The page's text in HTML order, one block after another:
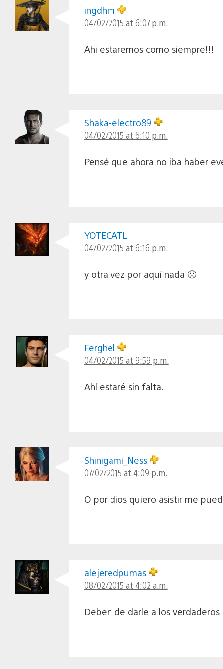
ingdhm
04/02/2015 at 6:07 p.m.
Ahi estaremos como siempre!!!
Shaka-electro89
04/02/2015 at 6:10 p.m.
Pensé que ahora no iba haber
YOTECATL
04/02/2015 at 6:16 p.m.
y otra vez por aquí nada 🙁
Ferghel
04/02/2015 at 9:59 p.m.
Ahí estaré sin falta.
Shinigami_Ness
07/02/2015 at 4:09 p.m.
O por dios quiero asistir me
alejeredpumas
08/02/2015 at 4:02 a.m.
Deben de darle a los